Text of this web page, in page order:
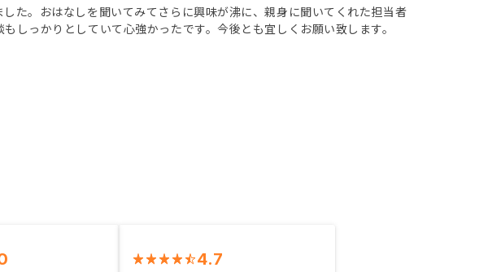
た。おはなしを聞いてみてさらに興味が沸に、親身に聞いてくれた担当者
しっかりとしていて心強かったです。今後とも宜しくお願い致します。
4.7